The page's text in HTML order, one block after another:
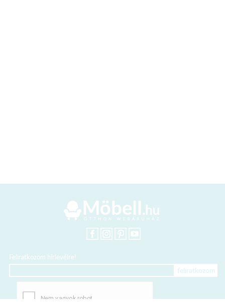
Feliratkozom hírlevélre!